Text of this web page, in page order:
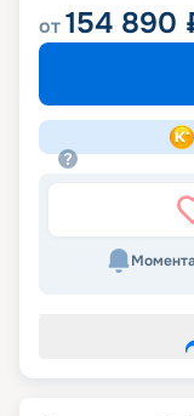
от154 890